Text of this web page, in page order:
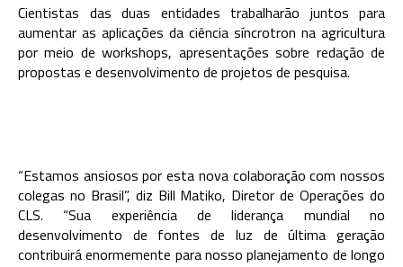
Cientistas das duas entidades trabalharão juntos para
aumentar as aplicações da ciência síncrotron na agricultura
por meio de workshops, apresentações sobre redação de
propostas e desenvolvimento de projetos de pesquisa.
“Estamos ansiosos por esta nova colaboração com nossos
colegas no Brasil”, diz Bill Matiko, Diretor de Operações do
CLS. “Sua experiência de liderança mundial no
desenvolvimento de fontes de luz de última geração
contribuirá enormemente para nosso planejamento de longo